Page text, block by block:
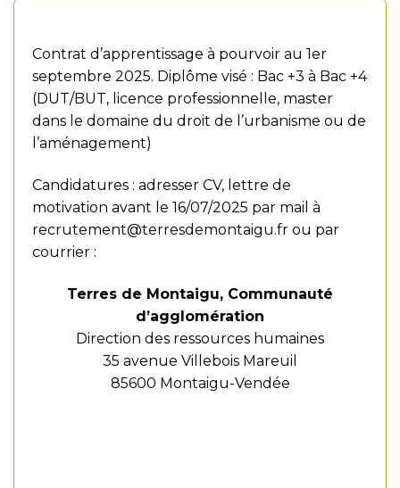
Contrat d’apprentissage à pourvoir au 1er
septembre 2025. Diplôme visé : Bac +3 à Bac +4
(DUT/BUT, licence professionnelle, master
dans le domaine du droit de l’urbanisme ou de
l’aménagement)
Candidatures : adresser CV, lettre de
motivation avant le 16/07/2025 par mail à
recrutement@terresdemontaigu.fr ou par
courrier :
Terres de Montaigu, Communauté
d’agglomération
Direction des ressources humaines
35 avenue Villebois Mareuil
85600 Montaigu-Vendée